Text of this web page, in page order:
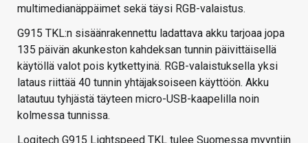
multimedianäppäimet sekä täysi RGB-valaistus.
G915 TKL:n sisäänrakennettu ladattava akku tarjoaa jopa
135 päivän akunkeston kahdeksan tunnin päivittäisellä
käytöllä valot pois kytkettyinä. RGB-valaistuksella yksi
lataus riittää 40 tunnin yhtäjaksoiseen käyttöön. Akku
latautuu tyhjästä täyteen micro-USB-kaapelilla noin
kolmessa tunnissa.
Logitech G915 Lightspeed TKL tulee Suomessa myyntiin